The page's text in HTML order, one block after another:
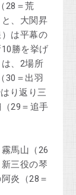
28＝荒
、大関昇
は平幕の
勝を挙げ
、2場所
30＝出羽
り返り三
29＝追手
馬山（26
三役の琴
炎（28＝